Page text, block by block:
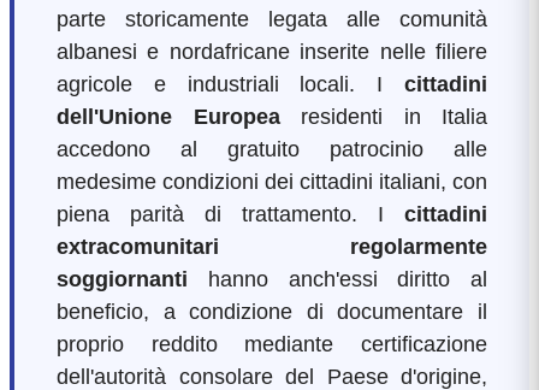
parte storicamente legata alle comunità
albanesi e nordafricane inserite nelle filiere
agricole e industriali locali. I cittadini
dell'Unione Europearesidenti in Italia
accedono al gratuito patrocinio alle
medesime condizioni dei cittadini italiani, con
piena parità di trattamento. I cittadini
extracomunitari regolarmente
soggiornanti hanno anch'essi diritto al
beneficio, a condizione di documentare il
proprio reddito mediante certificazione
dell'autorità consolare del Paese d'origine,